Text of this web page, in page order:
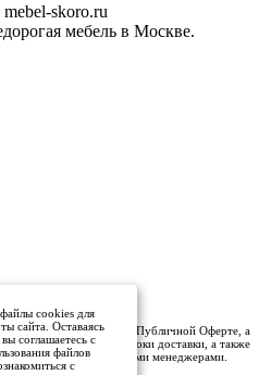
skoro.ru
мебель в Москве.
и цены), не относится к Публичной Оферте, а
цена, условия и сроки доставки, а также
- уточняются нашими менеджерами.
cookies для
сайта. Оставаясь
соглашаетесь с
файлов
с